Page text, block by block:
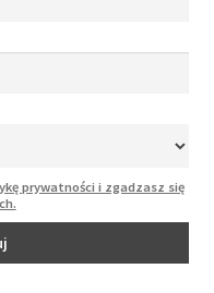
prywatności i zgadzasz się